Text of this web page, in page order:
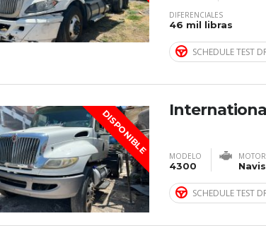
DIFERENCIALES
46 mil libras
SCHEDULE TEST
DISPONIBLE
MODELO
4300
MOTOR
SCHEDULE TEST